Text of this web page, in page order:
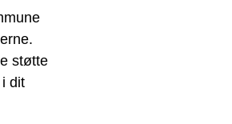
støtte
dit